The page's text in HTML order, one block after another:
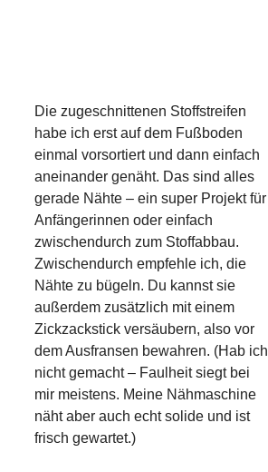
Die zugeschnittenen Stoffstreifen
habe ich erst auf dem Fußboden
einmal vorsortiert und dann einfach
aneinander genäht. Das sind alles
gerade Nähte – ein super Projekt für
Anfängerinnen oder einfach
zwischendurch zum Stoffabbau.
Zwischendurch empfehle ich, die
Nähte zu bügeln. Du kannst sie
außerdem zusätzlich mit einem
Zickzackstick versäubern, also vor
dem Ausfransen bewahren. (Hab ich
nicht gemacht – Faulheit siegt bei
mir meistens. Meine Nähmaschine
näht aber auch echt solide und ist
frisch gewartet.)